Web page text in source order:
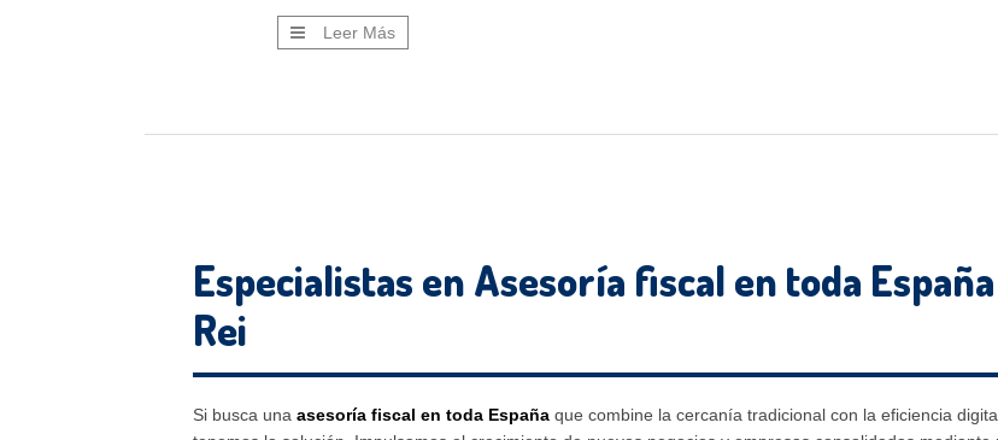
Leer Más
Especialistas en Asesoría fiscal en toda
Rei
Si busca una asesoría fiscal en toda España que combine la cercanía tradicional con la eficiencia